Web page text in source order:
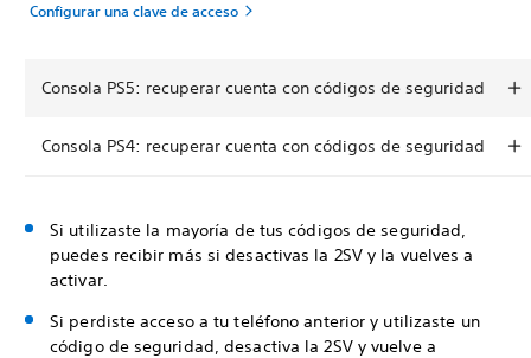
Configurar una clave de acceso
Consola PS5: recuperar cuenta con códigos de seguridad
Consola PS4: recuperar cuenta con códigos de seguridad
Si utilizaste la mayoría de tus códigos de seguridad,
puedes recibir más si desactivas la 2SV y la vuelves a
activar.
Si perdiste acceso a tu teléfono anterior y utilizaste un
código de seguridad, desactiva la 2SV y vuelve a